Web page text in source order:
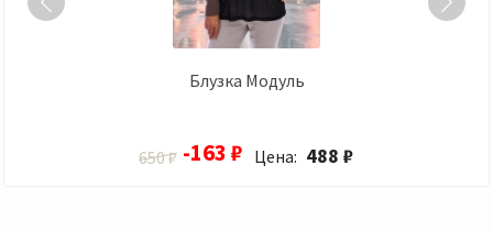
Блузка Модуль
650 ₽ Цена: 488 ₽
-163 ₽